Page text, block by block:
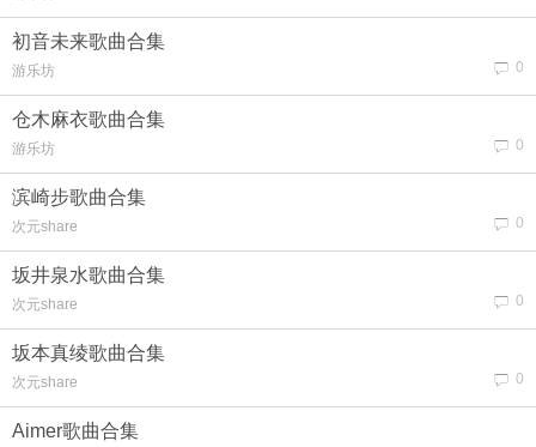
初音未来歌曲合集
游乐坊 0
仓木麻衣歌曲合集
游乐坊 0
滨崎步歌曲合集
次元share 0
坂井泉水歌曲合集
次元share 0
坂本真绫歌曲合集
次元share 0
Aimer歌曲合集